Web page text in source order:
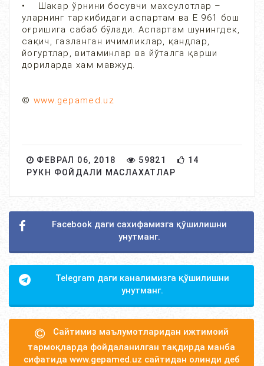
• Шакар ўрнини босувчи махсулотлар –
уларнинг таркибидаги аспартам ва Е 961 бош
оғришига сабаб бўлади. Аспартам шунингдек,
сақич, газланган ичимликлар, қандлар,
йогуртлар, витаминлар ва йўталга қарши
дориларда хам мавжуд.
© www.gepamed.uz
ФЕВРАЛ 06, 2018 59821
14
РУКН ФОЙДАЛИ МАСЛАХАТЛАР
Facebook даги сахифамизга қўшилишни
унутманг.
Telegram даги каналимизга қўшилишни
унутманг.
Сайтимиз маълумотларидан ижтимоий
тармоқларда фойдаланилган тақдирда манба
сифатида www.gepamed.uz сайтидан олинди деб